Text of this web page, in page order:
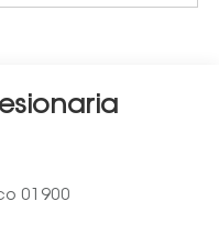
01900